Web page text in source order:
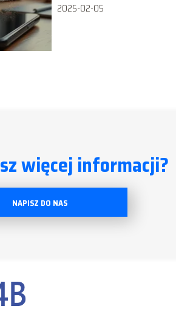
2025-02-05
więcej informacji?
NAPISZ DO NAS